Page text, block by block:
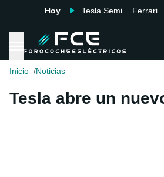
Hoy Tesla Semi Ferrari
Inicio Noticias
Tesla abre un